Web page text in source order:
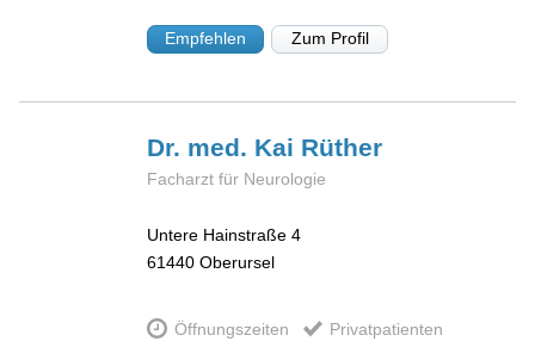
Empfehlen Zum Profil
Dr. med. Kai Rüther
Facharzt für Neurologie
Untere Hainstraße 4
61440 Oberursel
Öffnungszeiten Privatpatienten